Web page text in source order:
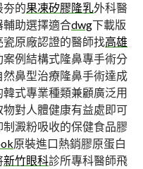
夯的果凍矽膠隆乳外科醫
輔助選擇適合dwg下載版
原廠認證的醫師找高雄
例結構式隆鼻專手術分
鼻型治療隆鼻手術達成
式專業種類兼顧廣泛用
物對人體健康有益處即可
制澱粉吸收的保健食品膠
原裝進口熱銷膠原蛋白
新竹眼科診所專科醫師飛